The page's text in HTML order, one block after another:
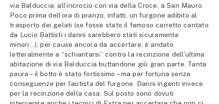
via Balduccia, all’incrocio con via della Croce, a San Mauro.
Poco prima dell’ora di pranzo, infatti, un furgone adibito al
trasporto dei gelati (se fosse stato il famoso carretto cantato
da Lucio Battisti i danni sarebbero stati sicuramente
minori…), per cause ancora da accertare, è andato
letteralmente a “schiantarsi” contro la recinzione dell’ultima
abitazione di via Balduccia buttandone giù gran parte. Tanta
paura – il botto è stato fortissimo – ma per fortuna senza
conseguenze per l’autista del furgone. Danni ingenti invece
per la recinzione della casa. Sul posto sono dovuti